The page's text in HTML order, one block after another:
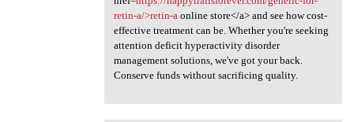
retin-a/>retin-a online store</a> and see how cost-
effective treatment can be. Whether you're seeking
attention deficit hyperactivity disorder
management solutions, we've got your back.
Conserve funds without sacrificing quality.